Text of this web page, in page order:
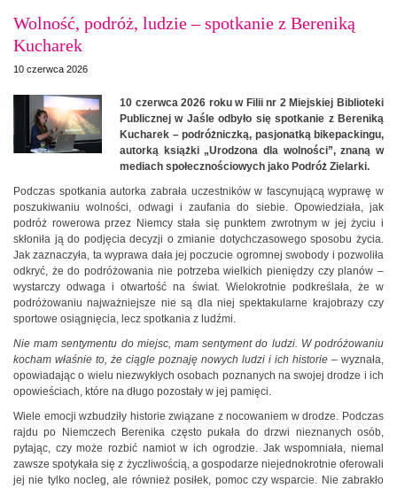
Wolność, podróż, ludzie – spotkanie z Bereniką
Kucharek
10 czerwca 2026
10 czerwca 2026 roku w Filii nr 2 Miejskiej Biblioteki
Publicznej w Jaśle odbyło się spotkanie z Bereniką
Kucharek – podróżniczką, pasjonatką bikepackingu,
autorką książki „Urodzona dla wolności”, znaną w
mediach społecznościowych jako Podróż Zielarki.
Podczas spotkania autorka zabrała uczestników w fascynującą wyprawę w
poszukiwaniu wolności, odwagi i zaufania do siebie. Opowiedziała, jak
podróż rowerowa przez Niemcy stała się punktem zwrotnym w jej życiu i
skłoniła ją do podjęcia decyzji o zmianie dotychczasowego sposobu życia.
Jak zaznaczyła, ta wyprawa dała jej poczucie ogromnej swobody i pozwoliła
odkryć, że do podróżowania nie potrzeba wielkich pieniędzy czy planów –
wystarczy odwaga i otwartość na świat. Wielokrotnie podkreślała, że w
podróżowaniu najważniejsze nie są dla niej spektakularne krajobrazy czy
sportowe osiągnięcia, lecz spotkania z ludźmi.
Nie mam sentymentu do miejsc, mam sentyment do ludzi. W podróżowaniu
kocham właśnie to, że ciągle poznaję nowych ludzi i ich historie – wyznała,
opowiadając o wielu niezwykłych osobach poznanych na swojej drodze i ich
opowieściach, które na długo pozostały w jej pamięci.
Wiele emocji wzbudziły historie związane z nocowaniem w drodze. Podczas
rajdu po Niemczech Berenika często pukała do drzwi nieznanych osób,
pytając, czy może rozbić namiot w ich ogrodzie. Jak wspomniała, niemal
zawsze spotykała się z życzliwością, a gospodarze niejednokrotnie oferowali
jej nie tylko nocleg, ale również posiłek, pomoc czy wsparcie. Nie zabrakło